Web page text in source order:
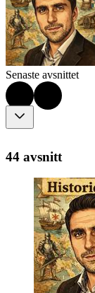
Senaste avsnittet
44 avsnitt